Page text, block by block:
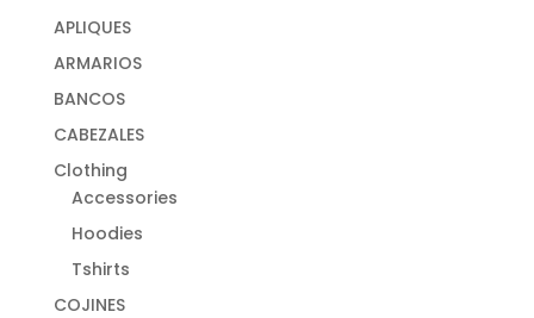
APLIQUES
ARMARIOS
BANCOS
CABEZALES
Clothing
Accessories
Hoodies
Tshirts
COJINES